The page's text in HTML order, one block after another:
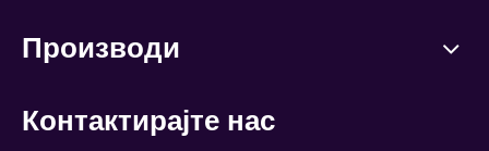
Производи
Контактирајте нас